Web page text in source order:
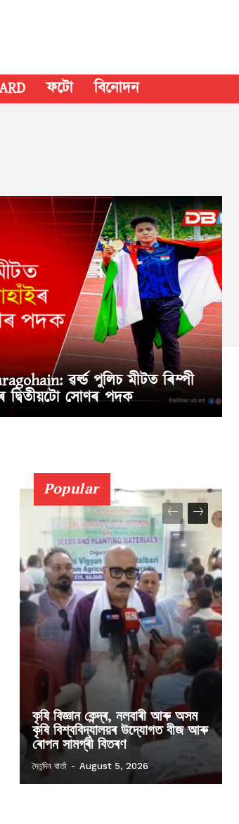
ফটো বিনোদন
ৱৰ্ল্ড পুলিচ মীটত ৰিম্পী
দ্বিতীয়টো সোণৰ পদক
Popular
কৃষি বিজ্ঞান কেন্দ্ৰ, নলবাৰী আৰু অসম
কৃষি বিশ্ববিদ্যালয়ৰ উদ্যোগত বীজ আৰু
ৰোপন সামগ্ৰী বিতৰণ
দৈনন্দিন বাৰ্তা - August 5, 2026